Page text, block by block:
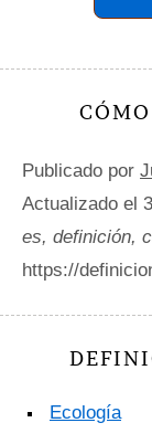
Publicado por
Actualizado el
es, definición,
https://
Ecología